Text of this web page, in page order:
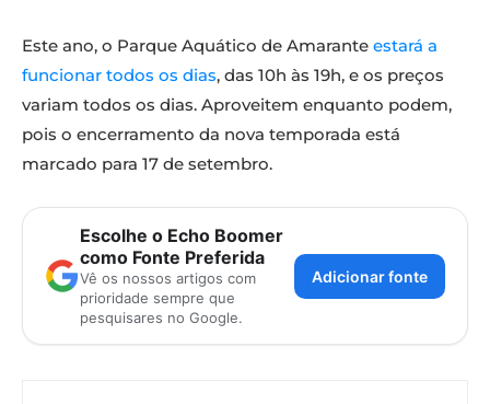
Este ano, o Parque Aquático de Amarante estará a
funcionar todos os dias, das 10h às 19h, e os preços
variam todos os dias. Aproveitem enquanto podem,
pois o encerramento da nova temporada está
marcado para 17 de setembro.
Escolhe o Echo Boomer
como Fonte Preferida
Vê os nossos artigos com
prioridade sempre que
pesquisares no Google.
Adicionar fonte